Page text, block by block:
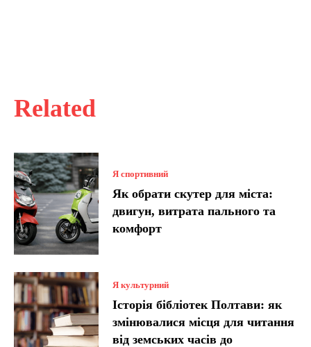
Related
Я спортивний
Як обрати скутер для міста:
двигун, витрата пального та
комфорт
Я культурний
Історія бібліотек Полтави: як
змінювалися місця для читання
від земських часів до